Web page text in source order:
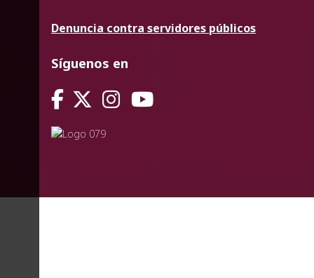
Denuncia contra servidores públicos
Síguenos en